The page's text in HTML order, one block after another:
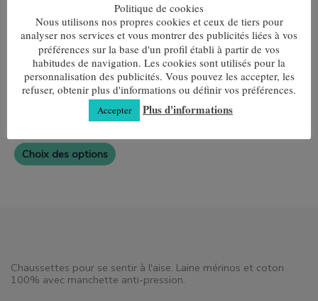
Choix des options
plusieurs
variantes.
Les
options
peuvent
être
choisies
sur
la
page
produit
7,80€
Choix des options
variantes.
Les
options
peuvent
être
choisies
sur
produit
Choix des options
Ce
produit
a
plusieurs
variantes.
Les
options
Chaussettes pour se sentir à l'aise. Laine mérinos et coton
100% avec manchette anti-pression.
Politique de cookies
Nous utilisons nos propres cookies et ceux de tiers pour
analyser nos services et vous montrer des publicités liées à vos
préférences sur la base d'un profil établi à partir de vos
habitudes de navigation. Les cookies sont utilisés pour la
personnalisation des publicités. Vous pouvez les accepter, les
refuser, obtenir plus d'informations ou définir vos préférences.
Accepter Plus d'informations